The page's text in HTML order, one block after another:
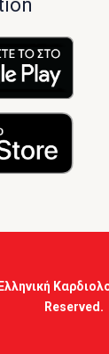
Ελληνική
Reserved.